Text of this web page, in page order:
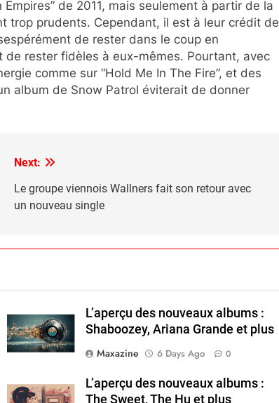
de 2011, mais seulement à partir de la
trop prudents. Cependant, il est à leur crédit de
de rester dans le coup en
rester fidèles à eux-mêmes. Pourtant, avec
comme sur “Hold Me In The Fire”, et des
album de Snow Patrol éviterait de donner
Next:
Le groupe viennois Wallners fait son retour avec
un nouveau single
L’aperçu des nouveaux albums :
Shaboozey, Ariana Grande et plus
Maxazine
6 Days Ago 0
L’aperçu des nouveaux albums :
The Sweet, The Hu et plus